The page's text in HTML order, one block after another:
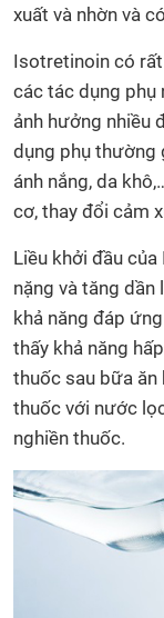
xuất và nhờn và
Isotretinoin có
các tác dụng phụ
ảnh hưởng nhiều
dụng phụ thường
ánh nắng, da
cơ, thay đổi cảm
Liều khởi đầu
nặng và tăng
khả năng đáp
thấy khả năng
thuốc sau bữa ăn
thuốc với nước
nghiền thuốc.